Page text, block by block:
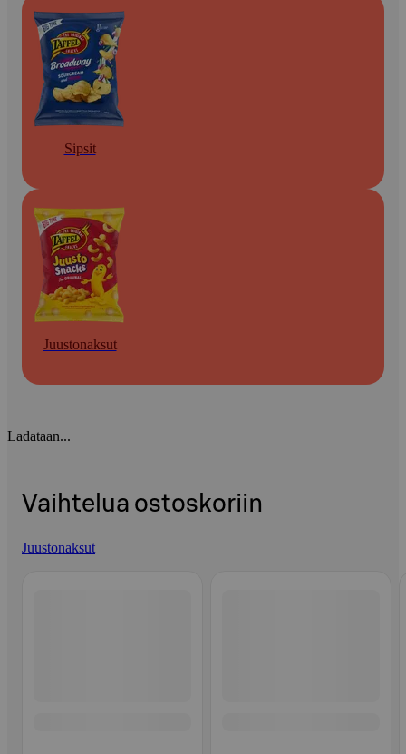
Sipsit
Juustonaksut
Ladataan...
Vaihtelua ostoskoriin
Juustonaksut